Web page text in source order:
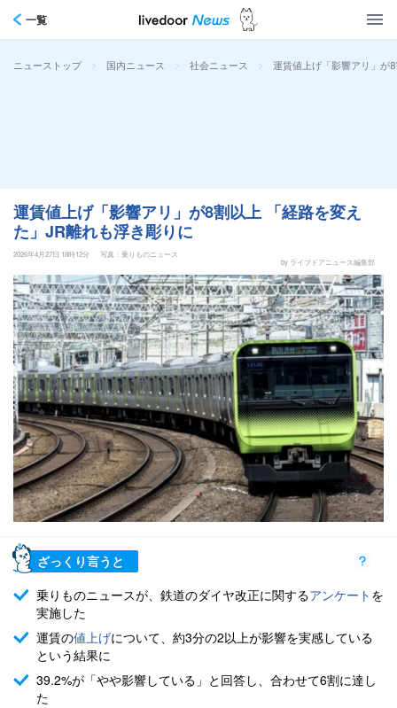
一覧
ニューストップ > 国内ニュース > 社会ニュース > 運賃値上げ「影響アリ」が
運賃値上げ「影響アリ」が8割以上 「経路を変え
た」JR離れも浮き彫りに
2026年4月27日 18時12分
写真：乗りものニュース
by ライブドアニュース編集部
ざっくり言うと
乗りものニュースが、鉄道のダイヤ改正に関するアンケート を
実施した
運賃の値上げについて、約3分の2以上が影響を実感している
という結果に
39.2%が「やや影響している」と回答し、合わせて6割に達し
た